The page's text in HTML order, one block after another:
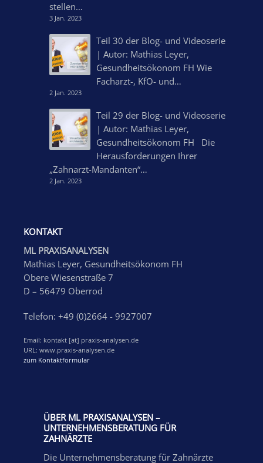
stellen…
3 Jan. 2023
Teil 30 der Blog- und Videoserie
| Autor: Mathias Leyer,
Gesundheitsökonom FH Wie
Facharzt-, KfO- und…
2 Jan. 2023
Teil 29 der Blog- und Videoserie
| Autor: Mathias Leyer,
Gesundheitsökonom FH Die
Herausforderungen Ihrer
„Zahnarzt-Mandanten“…
2 Jan. 2023
KONTAKT
ML PRAXISANALYSEN
Mathias Leyer, Gesundheitsökonom FH
Obere Wiesenstraße 7
D – 56479 Oberrod
Telefon: +49 (0)2664 - 9927007
Email: kontakt [at] praxis-analysen.de
URL: www.praxis-analysen.de
zum Kontaktformular
ÜBER ML PRAXISANALYSEN –
UNTERNEHMENSBERATUNG FÜR
ZAHNÄRZTE
Die Unternehmensberatung für Zahnärzte